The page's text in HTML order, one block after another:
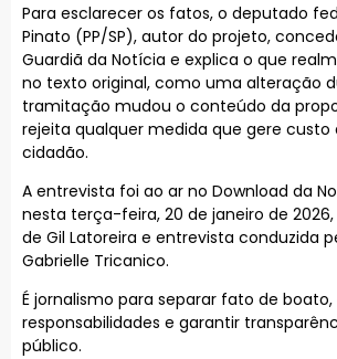
Para esclarecer os fatos, o deputado
Pinato (PP/SP), autor do projeto,
Guardiã da Notícia e explica o que
no texto original, como uma alteração
tramitação mudou o conteúdo da
rejeita qualquer medida que gere custo
cidadão.
A entrevista foi ao ar no Download da
nesta terça-feira, 20 de janeiro de
de Gil Latoreira e entrevista conduzida
Gabrielle Tricanico.
É jornalismo para separar fato de
responsabilidades e garantir
público.